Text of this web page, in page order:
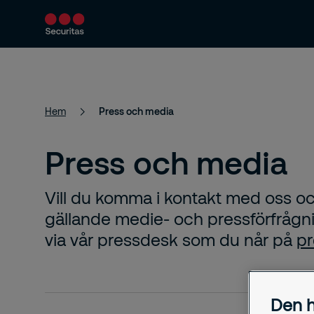
Produkter och tjänster Säkerhetslösningar
Hem Press och media
Press och media
Vill du komma i kontakt med oss
gällande medie- och
via vår pressdesk som du når på
Den